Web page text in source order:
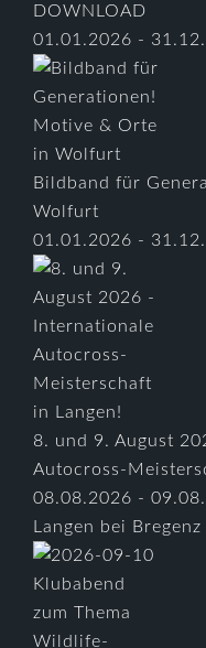
DOWNLOAD
01.01.2026 -
Bildband für
Wolfurt
01.01.2026 -
8. und 9. August
Autocross-
08.08.2026 -
Langen bei Bregenz